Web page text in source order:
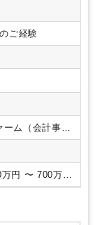
条件交渉など
ご経験
ーム（会計事務